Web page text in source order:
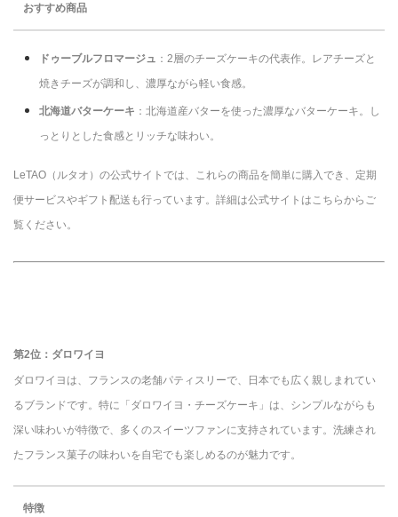
おすすめ商品
ドゥーブルフロマージュ ：2層のチーズケーキの代表作。レアチーズと
焼きチーズが調和し、濃厚ながら軽い食感。
北海道バターケーキ ：北海道産バターを使った濃厚なバターケーキ。し
っとりとした食感とリッチな味わい。
LeTAO（ルタオ）の公式サイトでは、これらの商品を簡単に購入でき、定期
便サービスやギフト配送も行っています。詳細は公式サイトはこちらからご
覧ください。
第2位：ダロワイヨ
ダロワイヨは、フランスの老舗パティスリーで、日本でも広く親しまれてい
るブランドです。特に「ダロワイヨ・チーズケーキ」は、シンプルながらも
深い味わいが特徴で、多くのスイーツファンに支持されています。洗練され
たフランス菓子の味わいを自宅でも楽しめるのが魅力です。
特徴